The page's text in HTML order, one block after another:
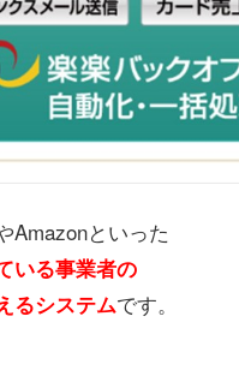
Amazonといった
いる事業者の
るシステムです。